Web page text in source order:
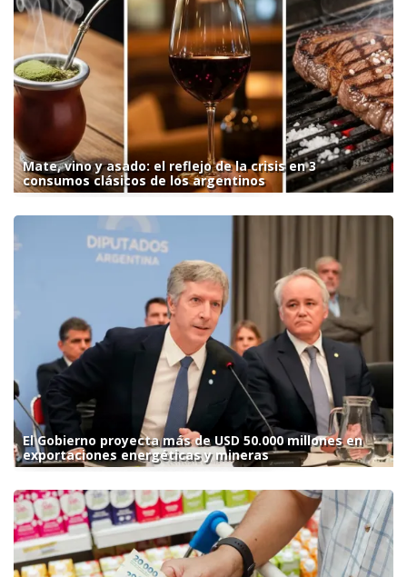
Mate, vino y asado: el reflejo de la crisis en 3
consumos clásicos de los argentinos
El Gobierno proyecta más de USD 50.000 millones en
exportaciones energéticas y mineras